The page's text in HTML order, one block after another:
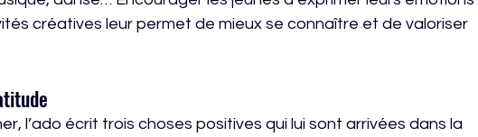
créatives leur permet de mieux se connaître et de valoriser
l’ado écrit trois choses positives qui lui sont arrivées dans la